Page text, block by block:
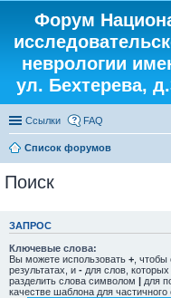
Форум
неврологии
ул. Бехтерева,
Ссылки FAQ
Список форумов
Поиск
ЗАПРОС
Ключевые слова:
Вы можете использовать + ,
результатах, и - для слов,
разделить слова символом | для
качестве шаблона для частичного